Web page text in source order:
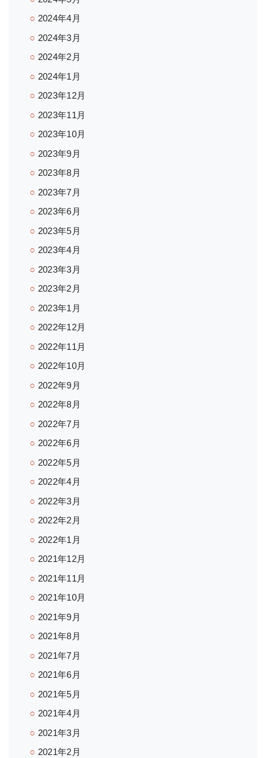
2024年4月
2024年3月
2024年2月
2024年1月
2023年12月
2023年11月
2023年10月
2023年9月
2023年8月
2023年7月
2023年6月
2023年5月
2023年4月
2023年3月
2023年2月
2023年1月
2022年12月
2022年11月
2022年10月
2022年9月
2022年8月
2022年7月
2022年6月
2022年5月
2022年4月
2022年3月
2022年2月
2022年1月
2021年12月
2021年11月
2021年10月
2021年9月
2021年8月
2021年7月
2021年6月
2021年5月
2021年4月
2021年3月
2021年2月